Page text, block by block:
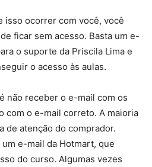
isso ocorrer com você, você
ficar sem acesso. Basta um e-
o suporte da Priscila Lima e
o acesso às aulas.
não receber o e-mail com os
com o e-mail correto. A maioria
de atenção do comprador.
e-mail da Hotmart, que
do curso. Algumas vezes